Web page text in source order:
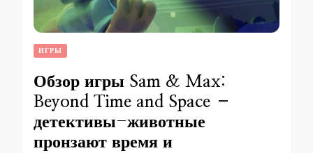
ИГРЫ
Обзор игры Sam & Max:
Beyond Time and Space –
детективы-животные
пронзают время и